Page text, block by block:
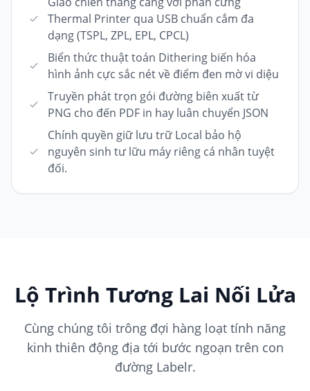
Thermal Printer qua USB chuẩn cắm đa
dạng (TSPL, ZPL, EPL, CPCL)
Biển thức thuật toán Dithering biến hóa
hình ảnh cực sắc nét về điểm đen mờ vi diệu
Truyền phát trọn gói đường biên xuất từ
PNG cho đến PDF in hay luân chuyển JSON
Chính quyền giữ lưu trữ Local bảo hộ
nguyên sinh tư lữu máy riêng cá nhân tuyệt
đối.
Lộ Trình Tương Lai Nối Lửa
Cùng chúng tôi trông đợi hàng loạt tính năng
kinh thiên động địa tới bước ngoạn trên con
đường Labelr.